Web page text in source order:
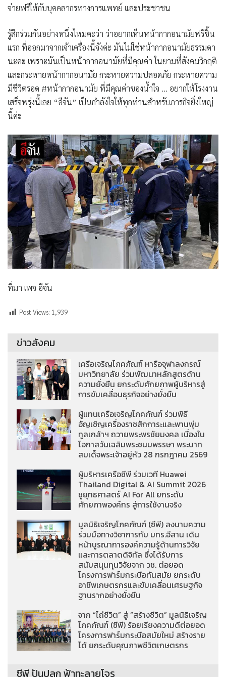
จ่ายฟรีให้กับบุคคลากรทางการแพทย์ และประชาชน
รู้สึกร่วมกันอย่างหนึ่งไหมคะว่า ว่าอยากเห็นหน้ากากอนามัยฟรีชิ้น
แรก ที่ออกมาจากเจ้าเครื่องนี้จังค่ะ มันไม่ใช่หน้ากากอนามัยธรรมดา
นะคะ เพราะมันเป็นหน้ากากอนามัยที่มีคุณค่า ในยามที่สังคมวิกฤติ
และกระหายหน้ากากอนามัย กระหายความปลอดภัย กระหายความ
มีชีวิตรอด #หน้ากากอนามัย ที่มีคุณค่าของน้ำใจ … อยากให้โรงงาน
เสร็จพรุ่งนี้เลย “อีจัน” เป็นกำลังใจให้ทุกท่านสำหรับภารกิจยิ่งใหญ่
นี้ค่ะ
ที่มา เพจ อีจัน
Post Views: 1,939
ข่าวสังคม
เครือเจริญโภคภัณฑ์ หารือจุฬาลงกรณ์
มหาวิทยาลัย ร่วมพัฒนาหลักสูตรด้าน
ความยั่งยืน ยกระดับศักยภาพผู้บริหารสู่
การขับเคลื่อนธุรกิจอย่างยั่งยืน
ผู้แทนเครือเจริญโภคภัณฑ์ ร่วมพิธี
อัญเชิญเครื่องราชสักการะและพานพุ่ม
ทูลเกล้าฯ ถวายพระพรชัยมงคล เนื่องใน
โอกาสวันเฉลิมพระชนมพรรษา พระบาท
สมเด็จพระเจ้าอยู่หัว 28 กรกฎาคม 2569
ผู้บริหารเครือซีพี ร่วมเวที Huawei
Thailand Digital & AI Summit 2026
ชูยุทธศาสตร์ AI For All ยกระดับ
ศักยภาพองค์กร สู่การใช้งานจริง
มูลนิธิเจริญโภคภัณฑ์ (ซีพี) ลงนามความ
ร่วมมือทางวิชาการกับ มทร.อีสาน เดิน
หน้าบูรณาการองค์ความรู้ด้านการวิจัย
และการตลาดดิจิทัล ซึ่งได้รับการ
สนับสนุนทุนวิจัยจาก วช. ต่อยอด
โครงการฟาร์มกระบือทันสมัย ยกระดับ
อาชีพเกษตรกรและขับเคลื่อนเศรษฐกิจ
ฐานรากอย่างยั่งยืน
จาก “ไถ่ชีวิต” สู่ “สร้างชีวิต” มูลนิธิเจริญ
โภคภัณฑ์ (ซีพี) ร้อยเรียงความดีต่อยอด
โครงการฟาร์มกระบือสมัยใหม่ สร้างราย
ได้ ยกระดับคุณภาพชีวิตเกษตรกร
ซีพี ปันปลูก ฟ้าทะลายโจร